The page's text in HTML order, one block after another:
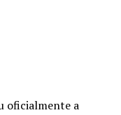
oficialmente a